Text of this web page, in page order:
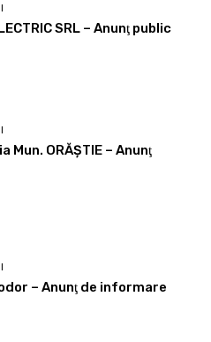
SRL – Anunţ public
Mun. ORĂȘTIE – Anunţ
– Anunţ de informare